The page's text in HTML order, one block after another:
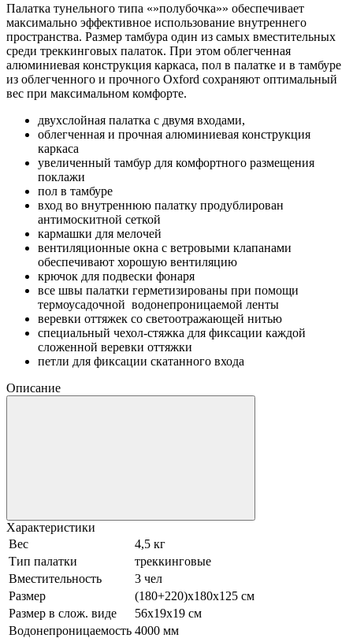
Палатка тунельного типа «»полубочка»» обеспечивает
максимально эффективное использование внутреннего
пространства. Размер тамбура один из самых вместительных
среди треккинговых палаток. При этом облегченная
алюминиевая конструкция каркаса, пол в палатке и в тамбуре
из облегченного и прочного Oxford сохраняют оптимальный
вес при максимальном комфорте.
двухслойная палатка с двумя входами,
облегченная и прочная алюминиевая конструкция
каркаса
увеличенный тамбур для комфортного размещения
поклажи
пол в тамбуре
вход во внутреннюю палатку продублирован
антимоскитной сеткой
кармашки для мелочей
вентиляционные окна с ветровыми клапанами
обеспечивают хорошую вентиляцию
крючок для подвески фонаря
все швы палатки герметизированы при помощи
термоусадочной водонепроницаемой ленты
веревки оттяжек со светоотражающей нитью
специальный чехол-стяжка для фиксации каждой
сложенной веревки оттяжки
петли для фиксации скатанного входа
Описание
Характеристики
Вес
4,5 кг
Тип палатки
треккинговые
Вместительность
3 чел
Размер
(180+220)х180х125 см
Размер в слож. виде
56х19х19 см
Водонепроницаемость 4000 мм